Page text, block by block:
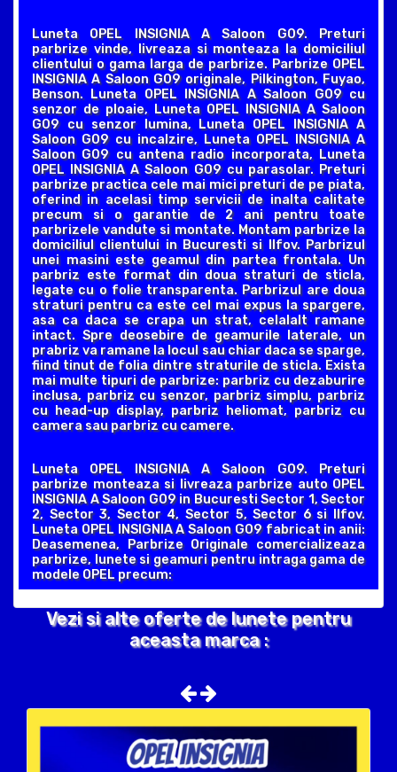
Luneta OPEL INSIGNIA A Saloon G09. Preturi
parbrize vinde, livreaza si monteaza la domiciliul
clientului o gama larga de parbrize. Parbrize OPEL
INSIGNIA A Saloon G09 originale, Pilkington, Fuyao,
Benson. Luneta OPEL INSIGNIA A Saloon G09 cu
senzor de ploaie, Luneta OPEL INSIGNIA A Saloon
G09 cu senzor lumina, Luneta OPEL INSIGNIA A
Saloon G09 cu incalzire, Luneta OPEL INSIGNIA A
Saloon G09 cu antena radio incorporata, Luneta
OPEL INSIGNIA A Saloon G09 cu parasolar. Preturi
parbrize practica cele mai mici preturi de pe piata,
oferind in acelasi timp servicii de inalta calitate
precum si o garantie de 2 ani pentru toate
parbrizele vandute si montate. Montam parbrize la
domiciliul clientului in Bucuresti si Ilfov. Parbrizul
unei masini este geamul din partea frontala. Un
parbriz este format din doua straturi de sticla,
legate cu o folie transparenta. Parbrizul are doua
straturi pentru ca este cel mai expus la spargere,
asa ca daca se crapa un strat, celalalt ramane
intact. Spre deosebire de geamurile laterale, un
prabriz va ramane la locul sau chiar daca se sparge,
fiind tinut de folia dintre straturile de sticla. Exista
mai multe tipuri de parbrize: parbriz cu dezaburire
inclusa, parbriz cu senzor, parbriz simplu, parbriz
cu head-up display, parbriz heliomat, parbriz cu
camera sau parbriz cu camere.
Luneta OPEL INSIGNIA A Saloon G09. Preturi
parbrize monteaza si livreaza parbrize auto OPEL
INSIGNIA A Saloon G09 in Bucuresti Sector 1, Sector
2, Sector 3, Sector 4, Sector 5, Sector 6 si Ilfov.
Luneta OPEL INSIGNIA A Saloon G09 fabricat in anii:
Deasemenea, Parbrize Originale comercializeaza
parbrize, lunete si geamuri pentru intraga gama de
modele OPEL precum:
Vezi si alte oferte de lunete pentru
aceasta marca :